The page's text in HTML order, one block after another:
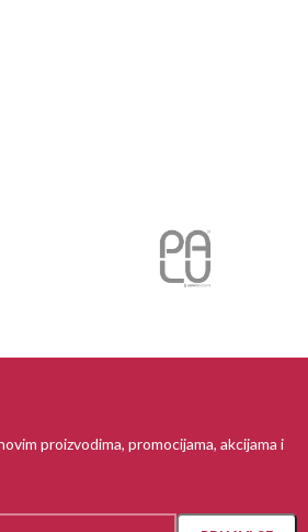
proizvodima, promocijama, akcijama i